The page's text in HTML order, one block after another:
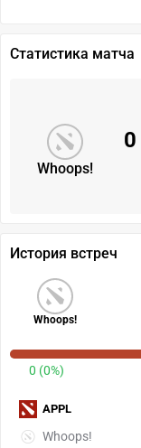
Статистика матча
Whoops!
0
История встреч
Whoops!
0 (0%)
Whoops!
APPL